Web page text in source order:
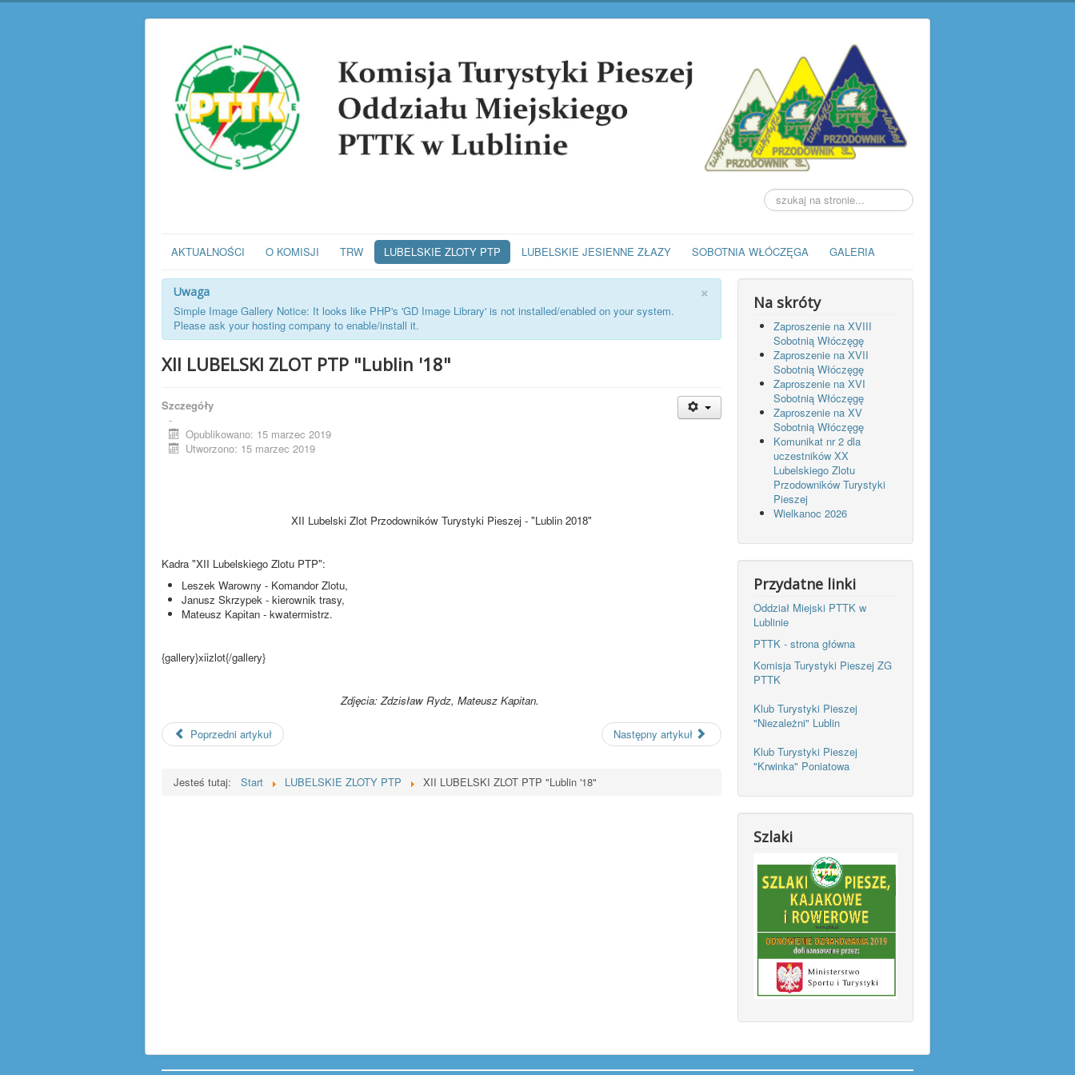
Szukaj...
AKTUALNOŚCI O KOMISJI TRW LUBELSKIE ZLOTY PTP LUBELSKIE JESIENNE ZŁAZY SOBOTNIA WŁÓCZĘGA GALERIA
×
Uwaga
Simple Image Gallery Notice: It looks like PHP's 'GD Image Library' is not installed/enabled on your system.
Please ask your hosting company to enable/install it.
XII LUBELSKI ZLOT PTP "Lublin '18"
Szczegóły
-
Opublikowano: 15 marzec 2019
Utworzono: 15 marzec 2019
XII Lubelski Zlot Przodowników Turystyki Pieszej - "Lublin 2018"
Kadra "XII Lubelskiego Zlotu PTP":
Leszek Warowny - Komandor Zlotu,
Janusz Skrzypek - kierownik trasy,
Mateusz Kapitan - kwatermistrz.
{gallery}xiizlot{/gallery}
Zdjęcia: Zdzisław Rydz, Mateusz Kapitan.
Poprzedni artykuł Następny artykuł
Jesteś tutaj: Start LUBELSKIE ZLOTY PTP XII LUBELSKI ZLOT PTP "Lublin '18"
Na skróty
Zaproszenie na XVIII
Sobotnią Włóczęgę
Zaproszenie na XVII
Sobotnią Włóczęgę
Zaproszenie na XVI
Sobotnią Włóczęgę
Zaproszenie na XV
Sobotnią Włóczęgę
Komunikat nr 2 dla
uczestników XX
Lubelskiego Zlotu
Przodowników Turystyki
Pieszej
Wielkanoc 2026
Przydatne linki
Oddział Miejski PTTK w
Lublinie
PTTK - strona główna
Komisja Turystyki Pieszej ZG
PTTK
Klub Turystyki Pieszej
"Niezależni" Lublin
Klub Turystyki Pieszej
"Krwinka" Poniatowa
Szlaki